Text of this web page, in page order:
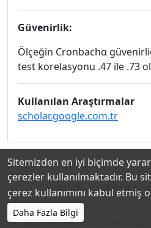
Güvenirlik:
Ölçeğin Cronbachα
test korelasyonu .47 ile .73
Kullanılan Araştırmalar
scholar.google.com.tr
Hakkında Katkıda
© 2026https://toad.halileksi.net
Sitemizden en iyi biçimde
çerezler kullanılmaktadır. Bu
çerez kullanımını kabul etmiş
Daha Fazla Bilgi